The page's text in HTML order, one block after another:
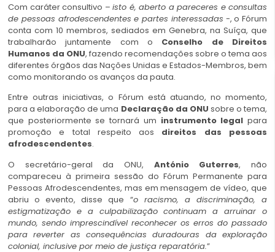
Com caráter consultivo – isto é, aberto a pareceres e consultas
de pessoas afrodescendentes e partes interessadas -, o Fórum
conta com 10 membros, sediados em Genebra, na Suíça, que
trabalharão juntamente com o Conselho de Direitos
Humanos da ONU, fazendo recomendações sobre o tema aos
diferentes órgãos das Nações Unidas e Estados-Membros, bem
como monitorando os avanços da pauta.
Entre outras iniciativas, o Fórum está atuando, no momento,
para a elaboração de uma Declaração da ONU sobre o tema,
que posteriormente se tornará um instrumento legal para
promoção e total respeito aos direitos das pessoas
afrodescendentes.
O secretário-geral da ONU, António Guterres, não
compareceu à primeira sessão do Fórum Permanente para
Pessoas Afrodescendentes, mas em mensagem de vídeo, que
abriu o evento, disse que “o racismo, a discriminação, a
estigmatização e a culpabilização continuam a arruinar o
mundo, sendo imprescindível reconhecer os erros do passado
para reverter as consequências duradouras da exploração
colonial, inclusive por meio de justiça reparatória.”